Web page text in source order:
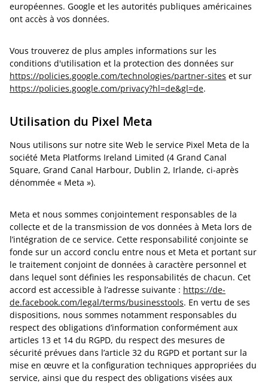
européennes. Google et les autorités publiques américaines
ont accès à vos données.
Vous trouverez de plus amples informations sur les
conditions d'utilisation et la protection des données sur
https://policies.google.com/technologies/partner-sites et sur
https://policies.google.com/privacy?hl=de&gl=de.
Utilisation du Pixel Meta
Nous utilisons sur notre site Web le service Pixel Meta de la
société Meta Platforms Ireland Limited (4 Grand Canal
Square, Grand Canal Harbour, Dublin 2, Irlande, ci-après
dénommée « Meta »).
Meta et nous sommes conjointement responsables de la
collecte et de la transmission de vos données à Meta lors de
l’intégration de ce service. Cette responsabilité conjointe se
fonde sur un accord conclu entre nous et Meta et portant sur
le traitement conjoint de données à caractère personnel et
dans lequel sont définies les responsabilités de chacun. Cet
accord est accessible à l’adresse suivante : https://de-
de.facebook.com/legal/terms/businesstools. En vertu de ses
dispositions, nous sommes notamment responsables du
respect des obligations d’information conformément aux
articles 13 et 14 du RGPD, du respect des mesures de
sécurité prévues dans l’article 32 du RGPD et portant sur la
mise en œuvre et la configuration techniques appropriées du
service, ainsi que du respect des obligations visées aux